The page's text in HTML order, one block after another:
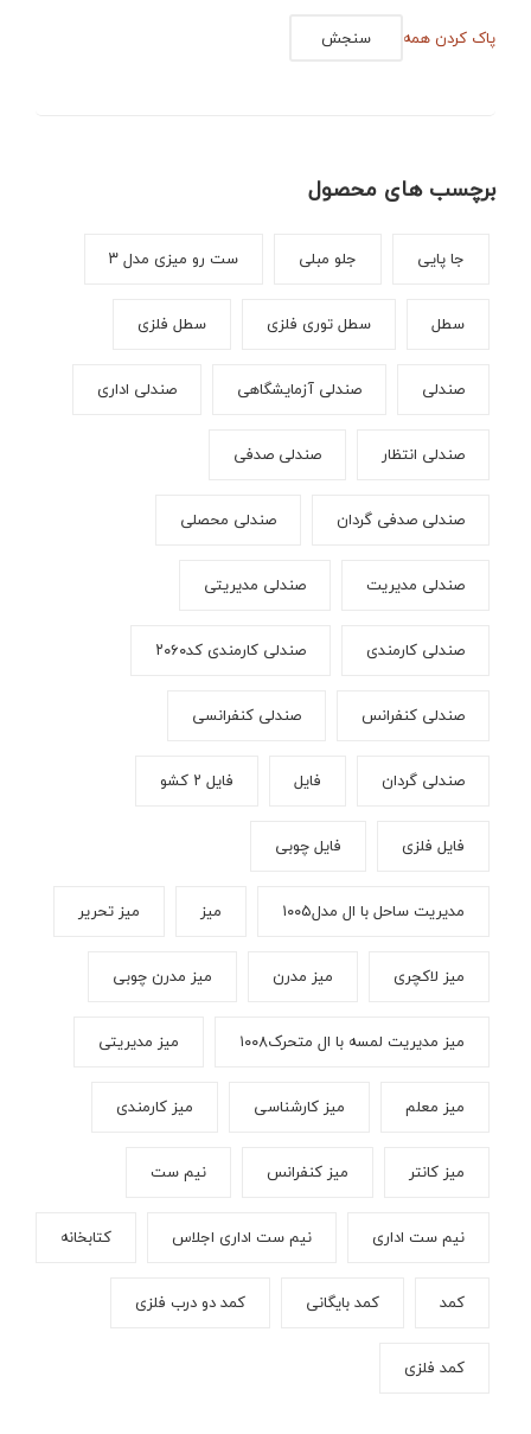
پاک کردن همه سنجش
برچسب های محصول
جا پایی جلو مبلی ست رو میزی مدل ۳
سطل سطل توری فلزی سطل فلزی
صندلی صندلی آزمایشگاهی صندلی اداری
صندلی انتظار صندلی صدفی
صندلی صدفی گردان صندلی محصلی
صندلی مدیریت صندلی مدیریتی
صندلی کارمندی صندلی کارمندی کد۲۰۶۰
صندلی کنفرانس صندلی کنفرانسی
صندلی گردان فایل فایل ۲ کشو
فایل فلزی فایل چوبی
مدیریت ساحل با ال مدل۱۰۰۵ میز میز تحریر
میز لاکچری میز مدرن میز مدرن چوبی
میز مدیریت لمسه با ال متحرک۱۰۰۸ میز مدیریتی
میز معلم میز کارشناسی میز کارمندی
میز کانتر میز کنفرانس نیم ست
نیم ست اداری نیم ست اداری اجلاس کتابخانه
کمد کمد بایگانی کمد دو درب فلزی
کمد فلزی